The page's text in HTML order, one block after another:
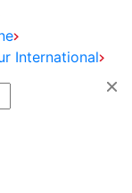
International